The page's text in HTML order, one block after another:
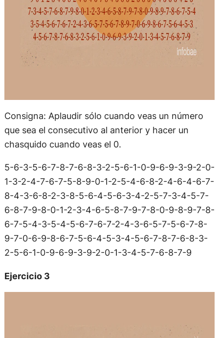
Consigna: Aplaudir sólo cuando veas un número
que sea el consecutivo al anterior y hacer un
chasquido cuando veas el 0.
5-6-3-5-6-7-8-7-6-8-3-2-5-6-1-0-9-6-9-3-9-2-0-
1-3-2-4-7-6-7-5-8-9-0-1-2-5-4-6-8-2-4-6-4-6-7-
8-4-3-6-8-2-3-8-5-6-4-5-6-3-4-2-5-7-3-4-5-7-
6-8-7-9-8-0-1-2-3-4-6-5-8-7-9-7-8-0-9-8-9-7-8-
6-7-5-4-3-5-4-5-6-7-6-7-2-4-3-6-5-7-5-6-7-8-
9-7-0-6-9-8-6-7-5-6-4-5-3-4-5-6-7-8-7-6-8-3-
2-5-6-1-0-9-6-9-3-9-2-0-1-3-4-5-7-6-8-7-9
Ejercicio 3